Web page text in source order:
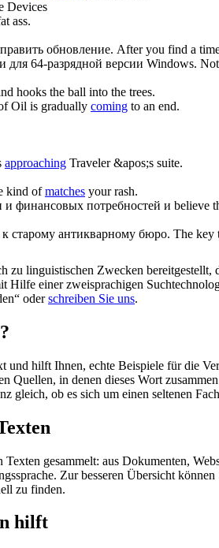
Devices
ass.
обновление. After you find a
для 64-разрядной версии Windows.
hooks the ball into the trees.
Oil is gradually coming to an end.
approaching Traveler &apos;s suite.
kind ofmatches your rash.
и финансовых потребностей и believe
к старому антикварному бюро. The key
linguistischen Zwecken
einer zweisprachigen
oderschreiben Sie uns.
hilft Ihnen, echte Beispiele für die
in denen dieses Wort
gleich, ob es sich um einen seltenen
gesammelt: aus Dokumenten,
Zur besseren Übersicht
zu finden.
hilft